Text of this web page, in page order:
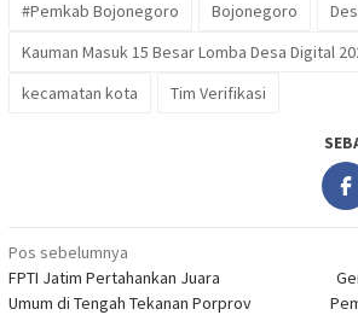
#Pemkab Bojonegoro Bojonegoro
Kauman Masuk 15 Besar Lomba Desa Digital
kecamatan kota
Tim Verifikasi
Navigasi
pos
Pos sebelumnya
FPTI Jatim Pertahankan Juara
Umum di Tengah Tekanan Porprov